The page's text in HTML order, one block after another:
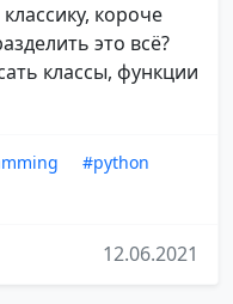
короче
это всё?
классы, функции
#python
12.06.2021